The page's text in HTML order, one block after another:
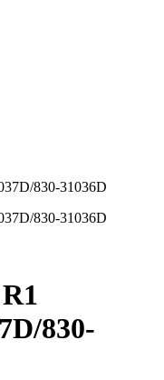
830-31036D
830-31036D
830-